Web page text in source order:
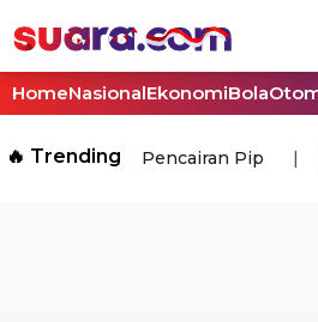
HomeNasionalEkonomiBola
🔥 Trending Pencairan Pip